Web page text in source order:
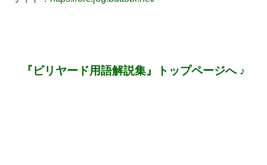
『ビリヤード用語解説集』トップページへ ♪